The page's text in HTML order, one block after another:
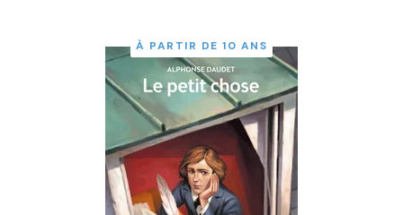
À PARTIR DE 10 ANS